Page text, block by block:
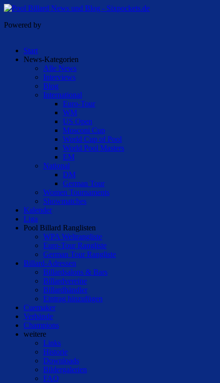
Powered by
Start
News-Kategorien
Alle News
Interviews
Blog
International
Euro-Tour
WM
US Open
Mosconi Cup
World Cup of Pool
World Pool Masters
EM
National
DM
German Tour
Women Tournaments
Showmatches
Kalender
Liga
Pool Billard Ranglisten
WPA Weltrangliste
Euro-Tour Rangliste
German Tour Rangliste
Billard-Adressen
Billardsalons & Bars
Billardvereine
Billardhändler
Eintrag hinzufügen
Cuemaker
Verbände
Champions
weitere
Links
Historie
Downloads
Bildergalerien
FAQ